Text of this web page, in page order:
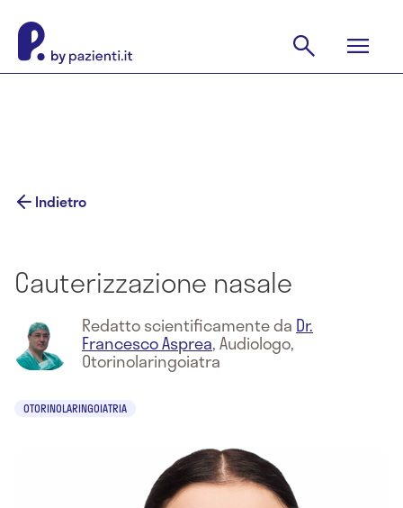
Indietro
Cauterizzazione nasale
Redatto scientificamente da Dr.
Francesco Asprea,Audiologo,
Otorinolaringoiatra
OTORINOLARINGOIATRIA